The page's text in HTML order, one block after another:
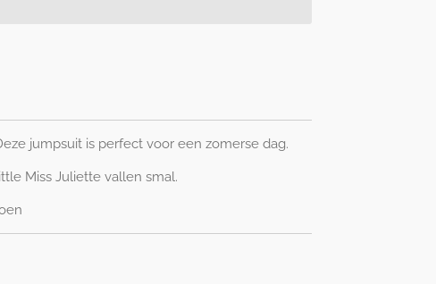
jumpsuit is perfect voor een zomerse dag.
Miss Juliette vallen smal.